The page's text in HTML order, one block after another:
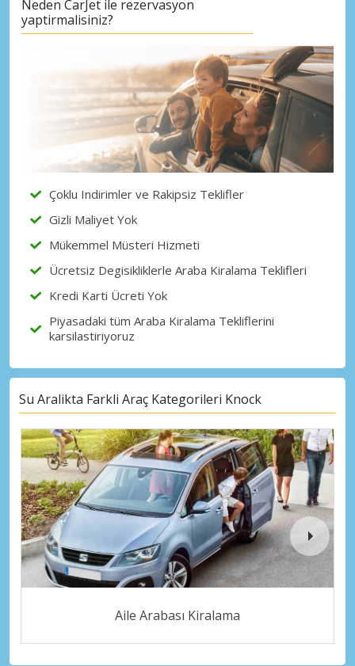
Neden CarJet ile rezervasyon
yaptirmalisiniz?
Çoklu Indirimler ve Rakipsiz Teklifler
Gizli Maliyet Yok
Mükemmel Müsteri Hizmeti
Ücretsiz Degisikliklerle Araba Kiralama Teklifleri
Kredi Karti Ücreti Yok
Piyasadaki tüm Araba Kiralama Tekliflerini
karsilastiriyoruz
Su Aralikta Farkli Araç Kategorileri Knock
Aile Arabası Kiralama